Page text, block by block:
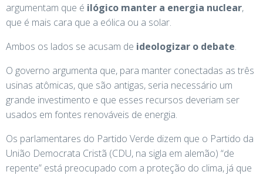
argumentam que é ilógico manter a energia nuclear,
que é mais cara que a eólica ou a solar.
Ambos os lados se acusam de ideologizar o debate.
O governo argumenta que, para manter conectadas as três
usinas atômicas, que são antigas, seria necessário um
grande investimento e que esses recursos deveriam ser
usados ​​em fontes renováveis ​​de energia.
Os parlamentares do Partido Verde dizem que o Partido da
União Democrata Cristã (CDU, na sigla em alemão) “de
repente” está preocupado com a proteção do clima, já que